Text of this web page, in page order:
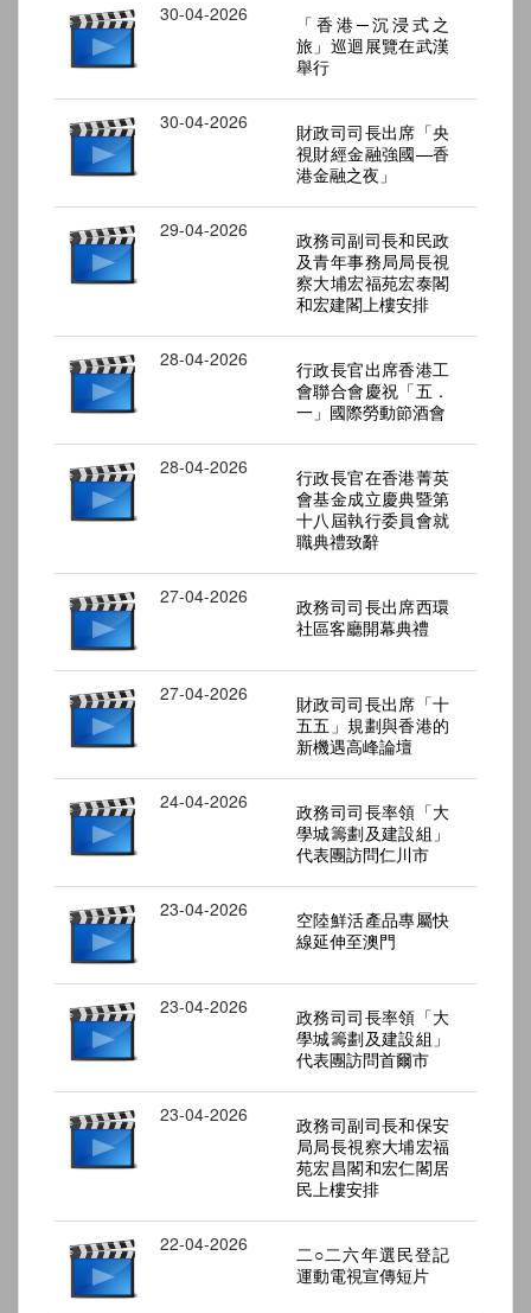
30-04-2026
「香港─沉浸式之
旅」巡迴展覽在武漢
舉行
30-04-2026
財政司司長出席「央
視財經金融強國—香
港金融之夜」
29-04-2026
政務司副司長和民政
及青年事務局局長視
察大埔宏福苑宏泰閣
和宏建閣上樓安排
28-04-2026
行政長官出席香港工
會聯合會慶祝「五．
一」國際勞動節酒會
28-04-2026
行政長官在香港菁英
會基金成立慶典暨第
十八屆執行委員會就
職典禮致辭
27-04-2026
政務司司長出席西環
社區客廳開幕典禮
27-04-2026
財政司司長出席「十
五五」規劃與香港的
新機遇高峰論壇
24-04-2026
政務司司長率領「大
學城籌劃及建設組」
代表團訪問仁川市
23-04-2026
空陸鮮活產品專屬快
線延伸至澳門
23-04-2026
政務司司長率領「大
學城籌劃及建設組」
代表團訪問首爾市
23-04-2026
政務司副司長和保安
局局長視察大埔宏福
苑宏昌閣和宏仁閣居
民上樓安排
22-04-2026
二○二六年選民登記
運動電視宣傳短片